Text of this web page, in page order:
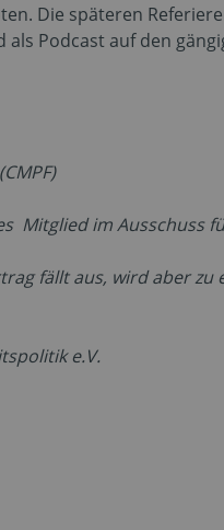
Die späteren
Podcast auf den
Mitglied im Ausschuss
fällt aus, wird aber
e.V.